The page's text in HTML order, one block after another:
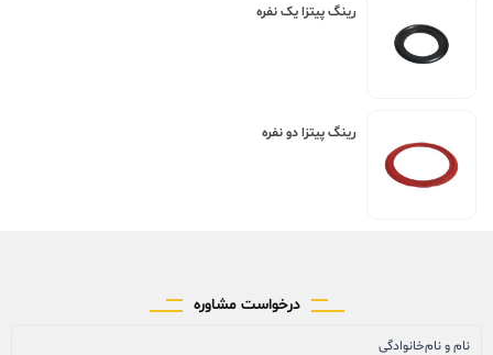
رینگ پیتزا یک نفره
رینگ پیتزا دو نفره
درخواست مشاوره
نام و نام‌خانوادگی